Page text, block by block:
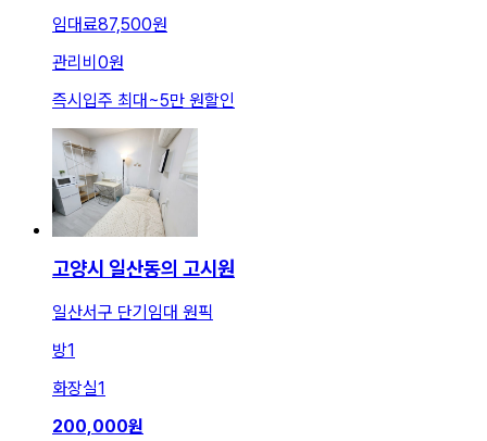
임대료87,500원
관리비 0원
즉시입주 최대~5만 원할인
고양시 일산동의 고시원
일산서구 단기임대 원픽
방1
화장실1
200,000원